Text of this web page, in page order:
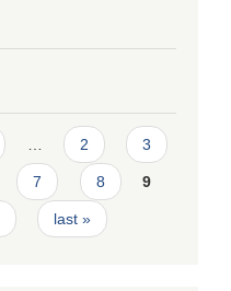
2 3
7 8 9
last »